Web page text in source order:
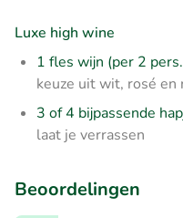
Luxe high wine
1 fles wijn (per 2
keuze uit wit, rosé en
3 of 4 bijpassende
laat je verrassen
Beoordelingen